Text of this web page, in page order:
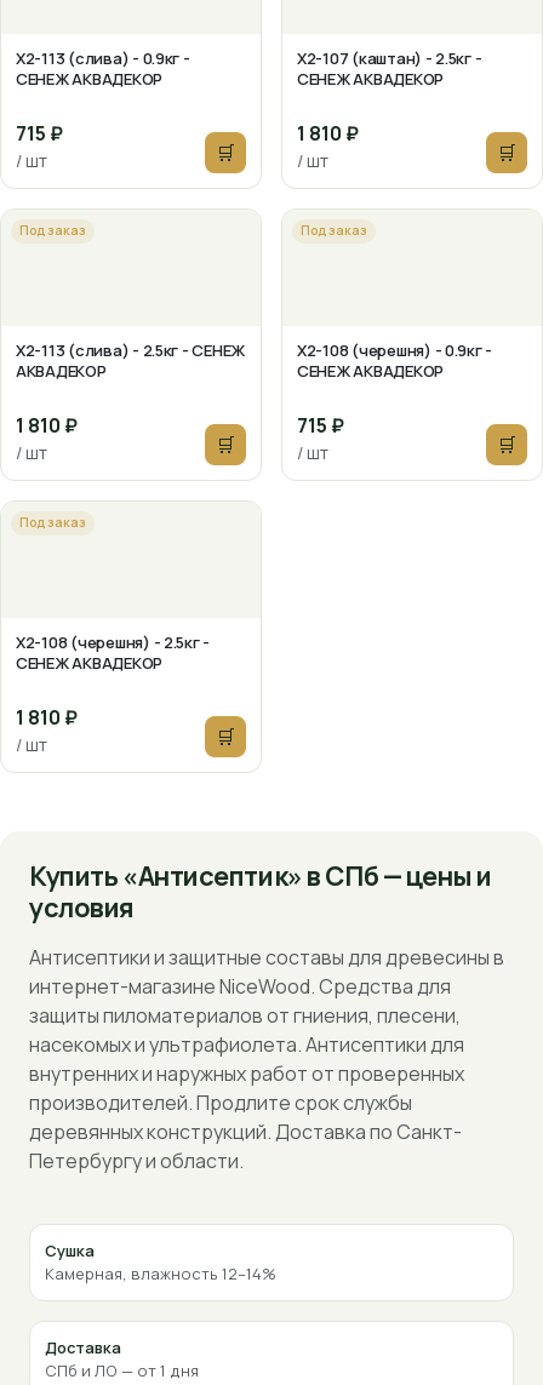
Х2-113 (слива) - 0.9кг -
СЕНЕЖ АКВАДЕКОР
715 ₽
/ шт 🛒
Х2-107 (каштан) - 2.5кг -
СЕНЕЖ АКВАДЕКОР
1 810 ₽
/ шт 🛒
Под заказ
Х2-113 (слива) - 2.5кг - СЕНЕЖ
АКВАДЕКОР
1 810 ₽
/ шт 🛒
Под заказ
Х2-108 (черешня) - 0.9кг -
СЕНЕЖ АКВАДЕКОР
715 ₽
/ шт 🛒
Под заказ
Х2-108 (черешня) - 2.5кг -
СЕНЕЖ АКВАДЕКОР
1 810 ₽
/ шт 🛒
Купить «Антисептик» в СПб — цены и
условия
Антисептики и защитные составы для древесины в
интернет-магазине NiceWood. Средства для
защиты пиломатериалов от гниения, плесени,
насекомых и ультрафиолета. Антисептики для
внутренних и наружных работ от проверенных
производителей. Продлите срок службы
деревянных конструкций. Доставка по Санкт-
Петербургу и области.
Сушка
Камерная, влажность 12–14%
Доставка
СПб и ЛО — от 1 дня